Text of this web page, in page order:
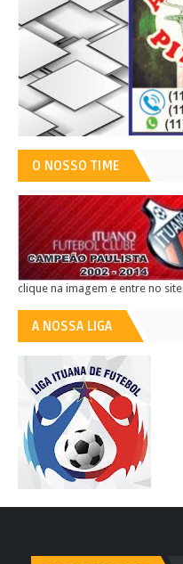
O NOSSO TIME
clique na imagem e entre no site
A NOSSA LIGA